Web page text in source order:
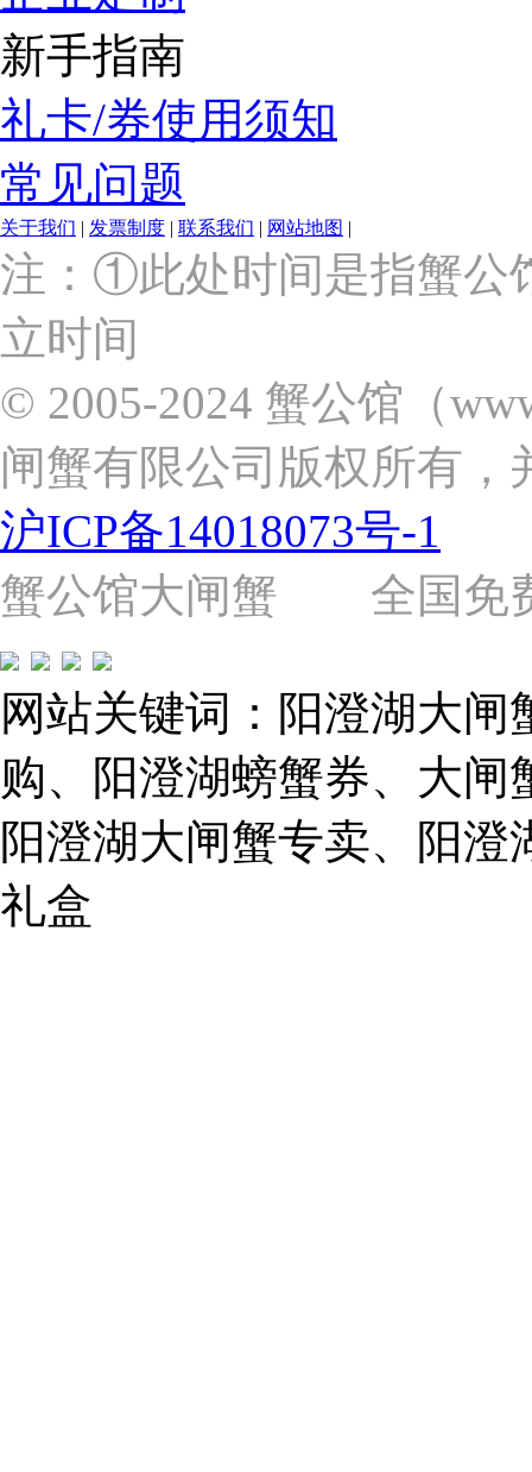
新手指南
礼卡/券使用须知
常见问题
关于我们 | 发票制度 | 联系我们 | 网站地图 |
上
海
市
浦
东
区
杨
路
号
（靠
近
苗
圃
路）
Tel:
021-
62243579
E-
mail:
859749344@qq.com
1019225591
注：①此处时间是指蟹公
立时间
© 2005-2024 蟹公馆（
闸蟹有限公司版权所有，
沪ICP备14018073号-1
蟹公馆大闸蟹 全国免费
网站关键词：阳澄湖大
购、阳澄湖螃蟹券、大
阳澄湖大闸蟹专卖、阳
礼盒